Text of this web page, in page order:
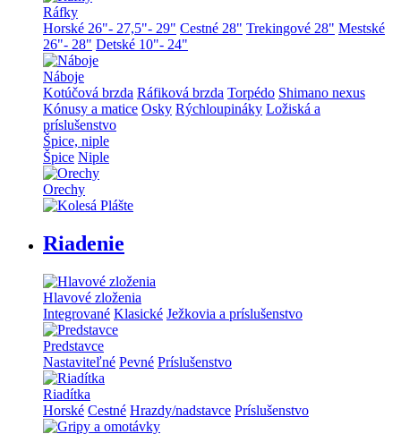
Ráfky
Horské 26"- 27,5"- 29" Cestné 28" Trekingové 28" Mestské
26"- 28" Detské 10"- 24"
Náboje
Kotúčová brzda Ráfiková brzda Torpédo Shimano nexus
Kónusy a matice Osky Rýchloupináky Ložiská a
príslušenstvo
Špice, niple
Špice Niple
Orechy
Riadenie
Hlavové zloženia
Integrované Klasické Ježkovia a príslušenstvo
Predstavce
Nastaviteľné Pevné Príslušenstvo
Riadítka
Horské Cestné Hrazdy/nadstavce Príslušenstvo